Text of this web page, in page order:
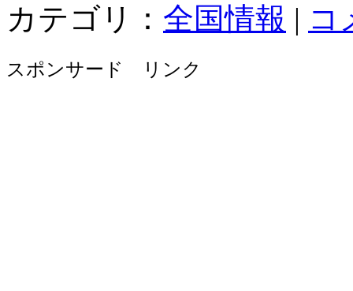
カテゴリ： 全国情報 | コ
スポンサード リンク